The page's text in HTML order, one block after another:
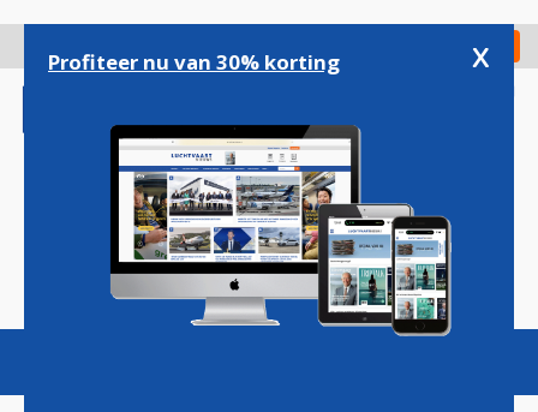
gaan
Check in
Magazine Podcasts Vacatures
Profiteer nu van 30% korting x